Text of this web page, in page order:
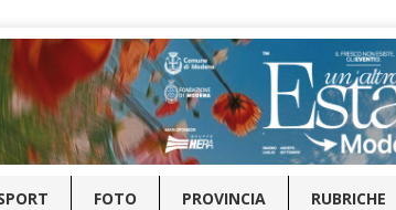
FOTO PROVINCIA RUBRICHE